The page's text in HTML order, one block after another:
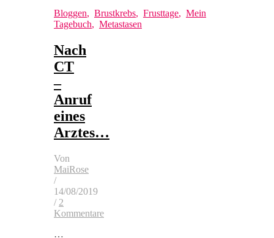
Bloggen, Brustkrebs, Frusttage, Mein
Tagebuch, Metastasen
Nach
CT
–
Anruf
eines
Arztes…
Von
MaiRose
/
14/08/2019
/ 2
Kommentare
…